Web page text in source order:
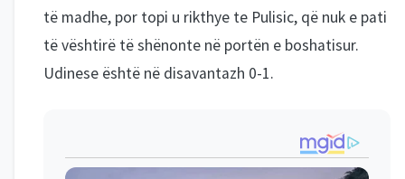
të madhe, por topi u rikthye te Pulisic, që nuk e pati
të vështirë të shënonte në portën e boshatisur.
Udinese është në disavantazh 0-1.